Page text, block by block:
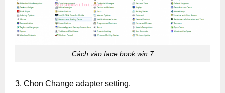
Cách vào face book win 7
3. Chọn Change adapter setting.